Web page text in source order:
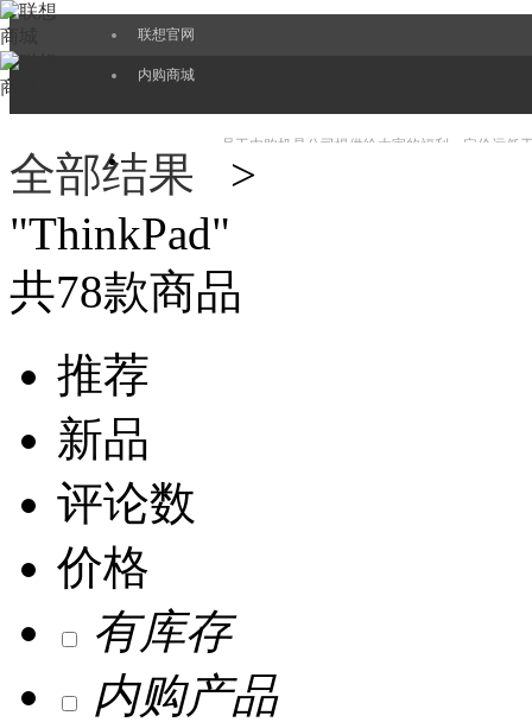
联想官网
内购商城
员工内购机是公司提供给大家的福利，定价远低
全部结果 >
"ThinkPad"
共78款商品
推荐
新品
评论数
价格
有库存
内购产品